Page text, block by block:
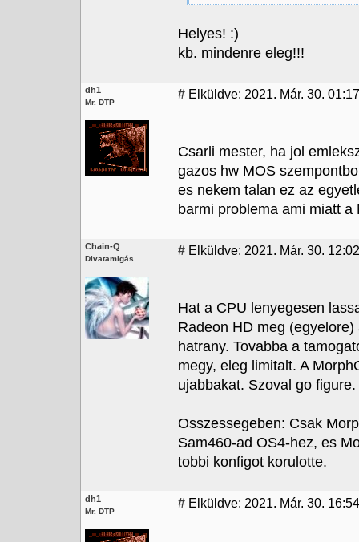
Helyes! :)
kb. mindenre eleg!!!
dh1
Mr. DTP
# Elküldve: 2021. Már. 30. 01:17
Csarli mester, ha jol
gazos hw MOS
es nekem talan ez az
barmi problema ami miatt
Chain-Q
Divatamigás
# Elküldve: 2021. Már. 30.
Hat a CPU lenyegesen
Radeon HD meg
hatrany. Tovabba a
megy, eleg limitalt. A
ujabbakat. Szoval go
Osszessegeben: Csak
Sam460-ad OS4-hez, es
tobbi konfigot korulotte.
dh1
Mr. DTP
# Elküldve: 2021. Már. 30. 16:54